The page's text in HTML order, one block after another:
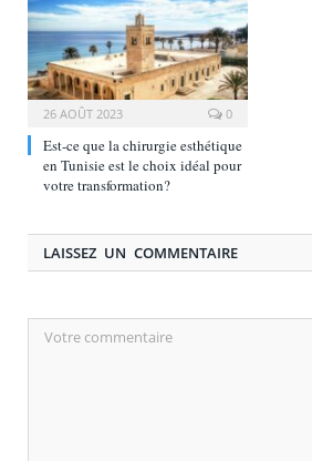
26 AOÛT 2023 0
Est-ce que la chirurgie esthétique
en Tunisie est le choix idéal pour
votre transformation?
LAISSEZ UN COMMENTAIRE